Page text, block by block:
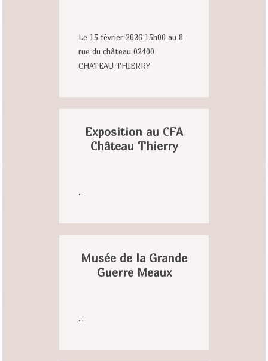
Le 15 février 2026 15h00 au 8
rue du château 02400
CHATEAU THIERRY
Exposition au CFA
Château Thierry
...
Musée de la Grande
Guerre Meaux
...